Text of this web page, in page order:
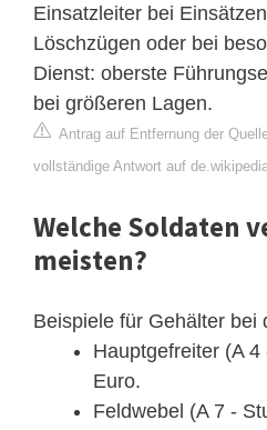
Einsatzleiter bei
Löschzügen oder bei
Dienst: oberste
bei größeren Lagen.
Antrag auf Entfernung der
vollständige Antwort auf
Welche Soldaten
meisten?
Beispiele für Gehälter bei
Hauptgefreiter (A
Euro.
Feldwebel (A 7 -